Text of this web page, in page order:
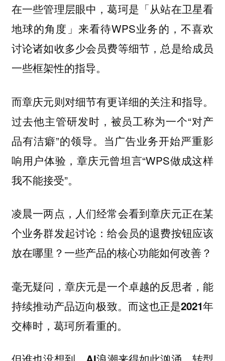
在一些管理层眼中，葛珂是「从站在卫星看
地球的角度」来看待WPS业务的，不喜欢
讨论诸如收多少会员费等细节，总是给成员
一些框架性的指导。
而章庆元则对细节有更详细的关注和指导。
过去他主管研发时，被员工称为一个“对产
品有洁癖”的领导。当广告业务开始严重影
响用户体验，章庆元曾坦言“WPS做成这样
我不能接受”。
凌晨一两点，人们经常会看到章庆元正在某
个业务群发起讨论：给会员的退费按钮应该
放在哪里？一些产品的核心功能如何改善？
毫无疑问，章庆元是一个卓越的反思者，能
持续推动产品迈向极致。而这也正是2021年
交棒时，葛珂所看重的。